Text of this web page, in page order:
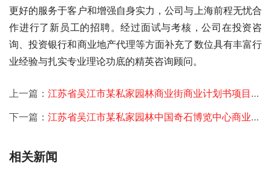
更好的服务于客户和增强自身实力，公司与上海前程无忧合
作进行了新员工的招聘。经过面试与考核，公司在投资咨
询、投资银行和商业地产代理等方面补充了数位具有丰富行
业经验与扎实专业理论功底的精英咨询顾问。
上一篇： 江苏省吴江市某私家园林商业街商业计划书项目签约
下一篇： 江苏省吴江市某私家园林中国奇石博览中心商业计划书项目签约
相关新闻